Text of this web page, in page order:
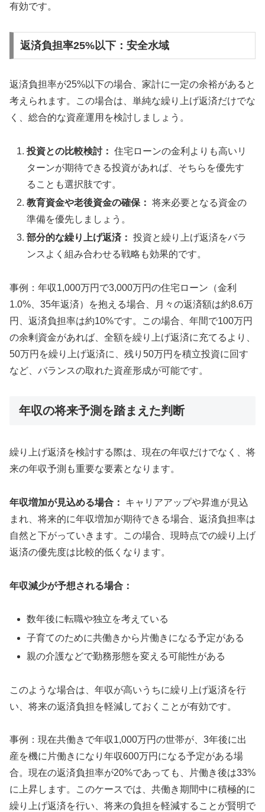
有効です。
返済負担率25%以下：安全水域
返済負担率が25%以下の場合、家計に一定の余裕があると
考えられます。この場合は、単純な繰り上げ返済だけでな
く、総合的な資産運用を検討しましょう。
投資との比較検討： 住宅ローンの金利よりも高いリ
ターンが期待できる投資があれば、そちらを優先す
ることも選択肢です。
教育資金や老後資金の確保： 将来必要となる資金の
準備を優先しましょう。
部分的な繰り上げ返済： 投資と繰り上げ返済をバラ
ンスよく組み合わせる戦略も効果的です。
事例：年収1,000万円で3,000万円の住宅ローン（金利
1.0%、35年返済）を抱える場合、月々の返済額は約8.6万
円、返済負担率は約10%です。この場合、年間で100万円
の余剰資金があれば、全額を繰り上げ返済に充てるより、
50万円を繰り上げ返済に、残り50万円を積立投資に回す
など、バランスの取れた資産形成が可能です。
年収の将来予測を踏まえた判断
繰り上げ返済を検討する際は、現在の年収だけでなく、将
来の年収予測も重要な要素となります。
年収増加が見込める場合：
キャリアアップや昇進が見込
まれ、将来的に年収増加が期待できる場合、返済負担率は
自然と下がっていきます。この場合、現時点での繰り上げ
返済の優先度は比較的低くなります。
年収減少が予想される場合：
数年後に転職や独立を考えている
子育てのために共働きから片働きになる予定がある
親の介護などで勤務形態を変える可能性がある
このような場合は、年収が高いうちに繰り上げ返済を行
い、将来の返済負担を軽減しておくことが有効です。
事例：現在共働きで年収1,000万円の世帯が、3年後に出
産を機に片働きになり年収600万円になる予定がある場
合。現在の返済負担率が20%であっても、片働き後は33%
に上昇します。このケースでは、共働き期間中に積極的に
繰り上げ返済を行い、将来の負担を軽減することが賢明で